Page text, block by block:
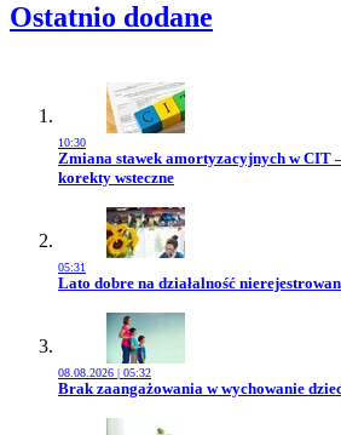
Ostatnio dodane
10:30
Przejdź do artykułu:
Zmiana stawek amortyzacyjnych w CIT
korekty wsteczne
05:31
Przejdź do artykułu:
Lato dobre na działalność
08.08.2026 | 05:32
Przejdź do artykułu:
Brak zaangażowania w wychowanie